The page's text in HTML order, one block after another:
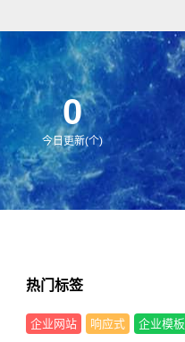
0
今日更新(个)
热门标签
企业网站 响应式 企业模板